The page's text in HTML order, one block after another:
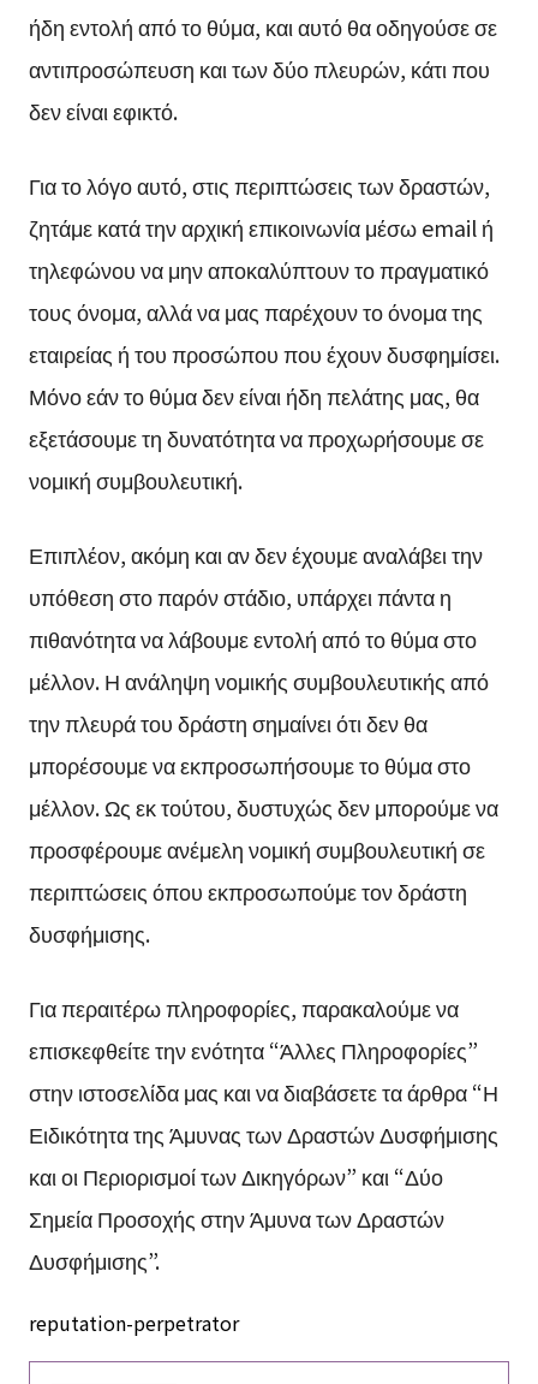
ήδη εντολή από το θύμα, και αυτό θα οδηγούσε σε
αντιπροσώπευση και των δύο πλευρών, κάτι που
δεν είναι εφικτό.
Για το λόγο αυτό, στις περιπτώσεις των δραστών,
ζητάμε κατά την αρχική επικοινωνία μέσω email ή
τηλεφώνου να μην αποκαλύπτουν το πραγματικό
τους όνομα, αλλά να μας παρέχουν το όνομα της
εταιρείας ή του προσώπου που έχουν δυσφημίσει.
Μόνο εάν το θύμα δεν είναι ήδη πελάτης μας, θα
εξετάσουμε τη δυνατότητα να προχωρήσουμε σε
νομική συμβουλευτική.
Επιπλέον, ακόμη και αν δεν έχουμε αναλάβει την
υπόθεση στο παρόν στάδιο, υπάρχει πάντα η
πιθανότητα να λάβουμε εντολή από το θύμα στο
μέλλον. Η ανάληψη νομικής συμβουλευτικής από
την πλευρά του δράστη σημαίνει ότι δεν θα
μπορέσουμε να εκπροσωπήσουμε το θύμα στο
μέλλον. Ως εκ τούτου, δυστυχώς δεν μπορούμε να
προσφέρουμε ανέμελη νομική συμβουλευτική σε
περιπτώσεις όπου εκπροσωπούμε τον δράστη
δυσφήμισης.
Για περαιτέρω πληροφορίες, παρακαλούμε να
επισκεφθείτε την ενότητα “Άλλες Πληροφορίες”
στην ιστοσελίδα μας και να διαβάσετε τα άρθρα “Η
Ειδικότητα της Άμυνας των Δραστών Δυσφήμισης
και οι Περιορισμοί των Δικηγόρων” και “Δύο
Σημεία Προσοχής στην Άμυνα των Δραστών
Δυσφήμισης”.
reputation-perpetrator